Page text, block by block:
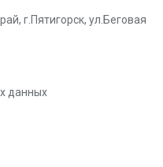
г.Пятигорск, ул.Беговая
данных